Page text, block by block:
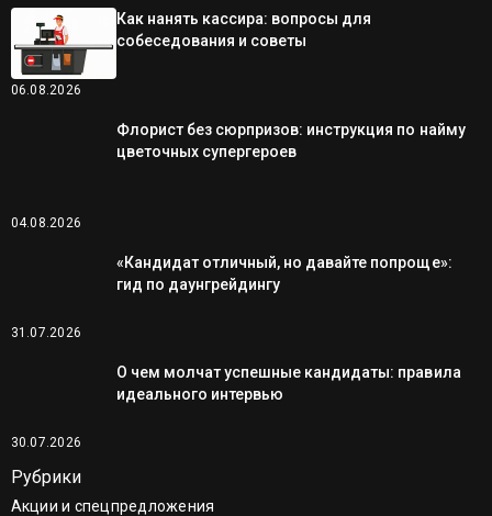
06.08.2026
Как нанять кассира: вопросы для
собеседования и советы
04.08.2026
Флорист без сюрпризов: инструкция по найму
цветочных супергероев
31.07.2026
«Кандидат отличный, но давайте попроще»:
гид по даунгрейдингу
30.07.2026
О чем молчат успешные кандидаты: правила
идеального интервью
Рубрики
Акции и спецпредложения